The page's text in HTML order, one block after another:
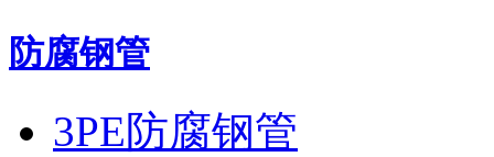
防腐钢管
3PE防腐钢管